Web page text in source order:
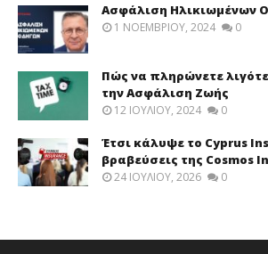
Ασφάλιση Ηλικιωμένων
1 ΝΟΕΜΒΡΊΟΥ, 2024 0
Πώς να πληρώνετε
την Ασφάλιση Ζωής
12 ΙΟΥΛΊΟΥ, 2024 0
Έτσι κάλυψε το Cyprus
βραβεύσεις της Cosmos
24 ΙΟΥΛΊΟΥ, 2026 0